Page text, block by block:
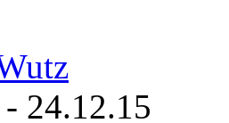
- 24.12.15